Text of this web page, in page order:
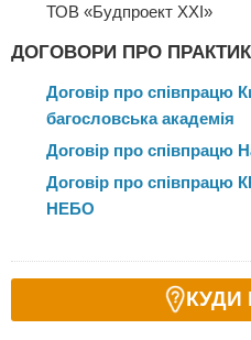
ТОВ «Будпроект ХХІ»
ДОГОВОРИ ПРО
Договір про співпрацю
багословська академія
Договір про співпрацю
Договір про
НЕБО
КУДИ